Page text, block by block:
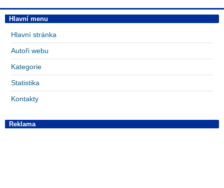
Hlavní menu
Hlavní stránka
Autoři webu
Kategorie
Statistika
Kontakty
Reklama